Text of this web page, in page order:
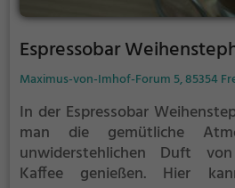
Espressobar
Maximus-von-Imhof-Forum 5, 85354
In der Espressobar
man die gemütliche
unwiderstehlichen Duft
Kaffee genießen. Hier